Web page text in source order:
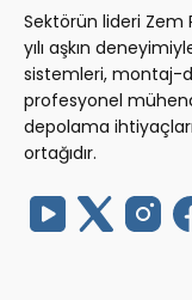
Sektörün lideri Zem
yılı aşkın
sistemleri, montaj-
profesyonel
depolama
ortağıdır.